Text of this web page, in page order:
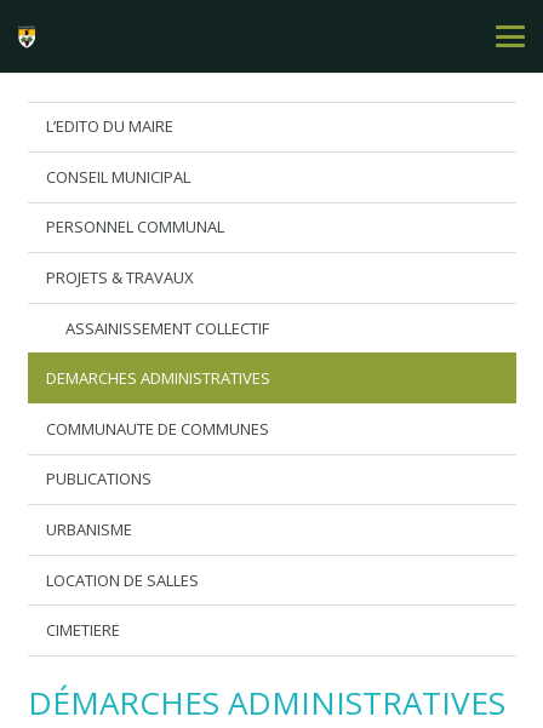
L’EDITO DU MAIRE
CONSEIL MUNICIPAL
PERSONNEL COMMUNAL
PROJETS & TRAVAUX
ASSAINISSEMENT COLLECTIF
DEMARCHES ADMINISTRATIVES
COMMUNAUTE DE COMMUNES
PUBLICATIONS
URBANISME
LOCATION DE SALLES
CIMETIERE
DÉMARCHES ADMINISTRATIVES